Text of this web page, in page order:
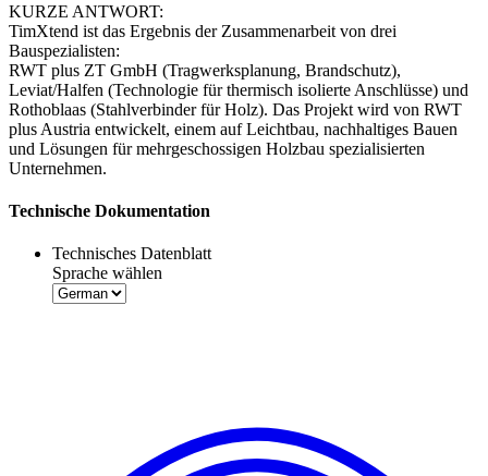
KURZE ANTWORT:
TimXtend ist das Ergebnis der Zusammenarbeit von drei
Bauspezialisten:
RWT plus ZT GmbH (Tragwerksplanung, Brandschutz),
Leviat/Halfen (Technologie für thermisch isolierte Anschlüsse) und
Rothoblaas (Stahlverbinder für Holz). Das Projekt wird von RWT
plus Austria entwickelt, einem auf Leichtbau, nachhaltiges Bauen
und Lösungen für mehrgeschossigen Holzbau spezialisierten
Unternehmen.
Technische Dokumentation
Technisches Datenblatt
Sprache wählen